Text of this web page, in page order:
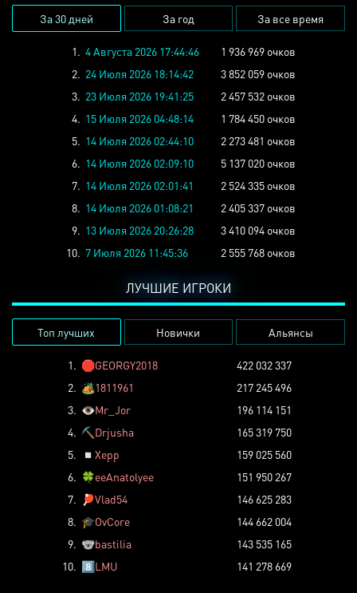
За 30 дней За год За все время
1. 4 Августа 2026 17:44:46
1 936 969 очков
2. 24 Июля 2026 18:14:42
3 852 059 очков
3. 23 Июля 2026 19:41:25
2 457 532 очков
4. 15 Июля 2026 04:48:14
1 784 450 очков
5. 14 Июля 2026 02:44:10
2 273 481 очков
6. 14 Июля 2026 02:09:10
5 137 020 очков
7. 14 Июля 2026 02:01:41
2 524 335 очков
8. 14 Июля 2026 01:08:21
2 405 337 очков
9. 13 Июля 2026 20:26:28
3 410 094 очков
10. 7 Июля 2026 11:45:36 2 555 768 очков
ЛУЧШИЕ ИГРОКИ
Топ лучших Новички Альянсы
1. 🛑GEORGY2018
422 032 337
2. 🏕️1811961
217 245 496
3. 👁️Mr_Jor
196 114 151
4. ⛏️ Drjusha
165 319 750
5.
◽ Xepp
159 025 560
6. 🍀eeAnatolyee
151 950 267
7.
🏓Vlad54
146 625 283
8. 🎓OvCore
144 662 004
9. 🐨bastilia
143 535 165
10. 8️⃣LMU 141 278 669